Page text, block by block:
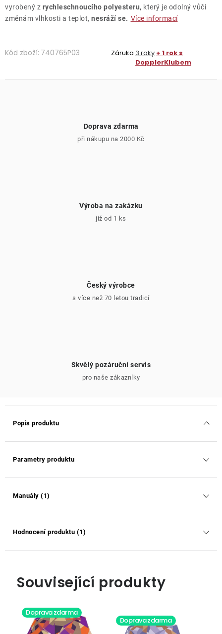
vyrobený z rychleschnoucího polyesteru, který je odolný vůči
změnám vlhkosti a teplot, nesráží se. Více informací
Kód zboží: 740765P03 Záruka 3 roky + 1 rok s
DopplerKlubem
Doprava zdarma
při nákupu na 2000 Kč
Výroba na zakázku
již od 1 ks
Český výrobce
s více než 70 letou tradicí
Skvělý pozáruční servis
pro naše zákazníky
Popis produktu
Parametry produktu
Manuály (1)
Hodnocení produktu (1)
Související produkty
Doprava zdarma
Doprava zdarma